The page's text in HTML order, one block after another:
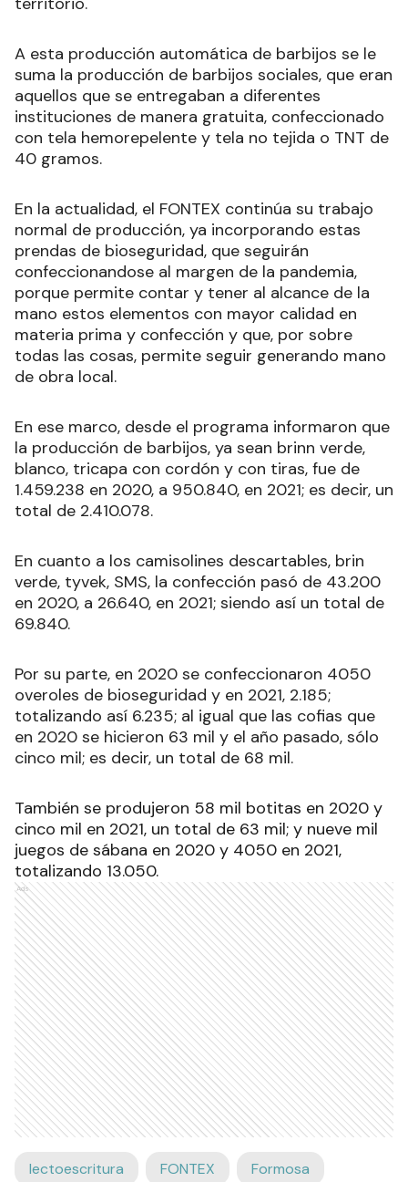
A esta producción automática de barbijos se le
suma la producción de barbijos sociales, que eran
aquellos que se entregaban a diferentes
instituciones de manera gratuita, confeccionado
con tela hemorepelente y tela no tejida o TNT de
40 gramos.
En la actualidad, el FONTEX continúa su trabajo
normal de producción, ya incorporando estas
prendas de bioseguridad, que seguirán
confeccionandose al margen de la pandemia,
porque permite contar y tener al alcance de la
mano estos elementos con mayor calidad en
materia prima y confección y que, por sobre
todas las cosas, permite seguir generando mano
de obra local.
En ese marco, desde el programa informaron que
la producción de barbijos, ya sean brinn verde,
blanco, tricapa con cordón y con tiras, fue de
1.459.238 en 2020, a 950.840, en 2021; es decir, un
total de 2.410.078.
En cuanto a los camisolines descartables, brin
verde, tyvek, SMS, la confección pasó de 43.200
en 2020, a 26.640, en 2021; siendo así un total de
69.840.
Por su parte, en 2020 se confeccionaron 4050
overoles de bioseguridad y en 2021, 2.185;
totalizando así 6.235; al igual que las cofias que
en 2020 se hicieron 63 mil y el año pasado, sólo
cinco mil; es decir, un total de 68 mil.
También se produjeron 58 mil botitas en 2020 y
cinco mil en 2021, un total de 63 mil; y nueve mil
juegos de sábana en 2020 y 4050 en 2021,
totalizando 13.050.
Ads
lectoescritura FONTEX Formosa